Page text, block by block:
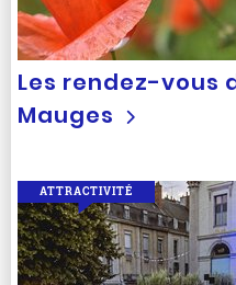
Les rendez-vous
Mauges
ATTRACTIVITÉ